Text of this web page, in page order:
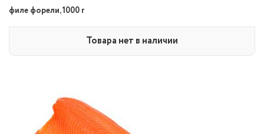
филе форели, 1000 г
Товара нет в наличии